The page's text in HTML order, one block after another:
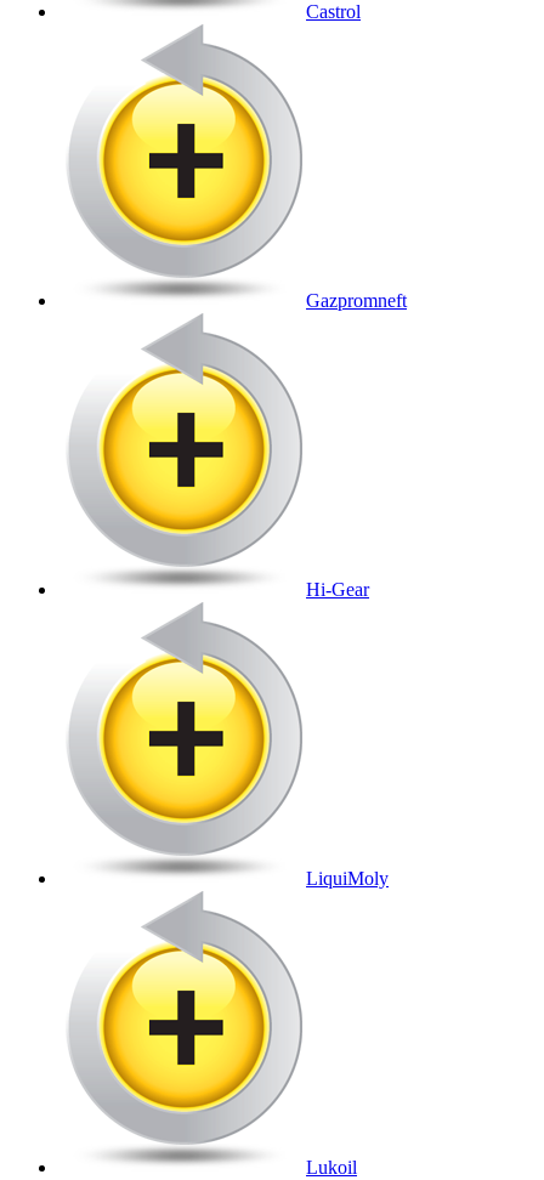
Castrol
Gazpromneft
Hi-Gear
LiquiMoly
Lukoil